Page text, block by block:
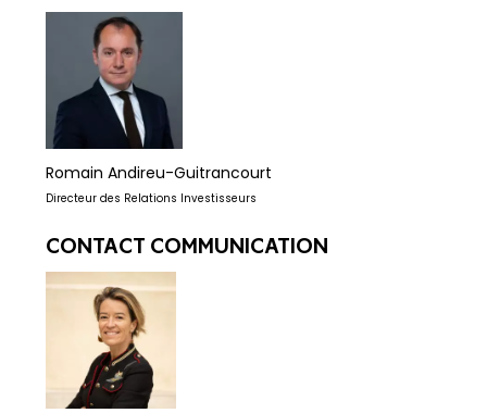
Romain Andireu-Guitrancourt
Directeur des Relations Investisseurs
CONTACT COMMUNICATION